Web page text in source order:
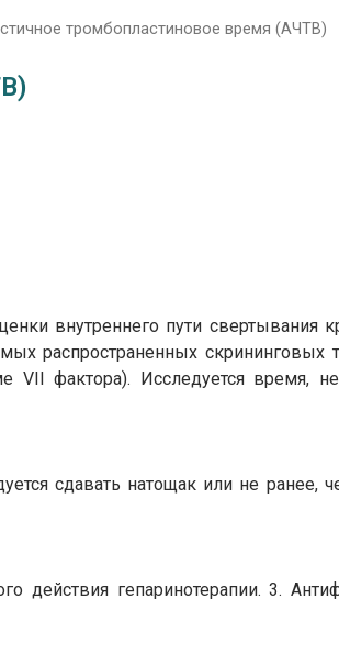
тромбопластиновое время (АЧТВ)
внутреннего пути свертывания
распространенных скрининговых
VII фактора). Исследуется время,
сдавать натощак или не ранее,
действия гепаринотерапии. 3.